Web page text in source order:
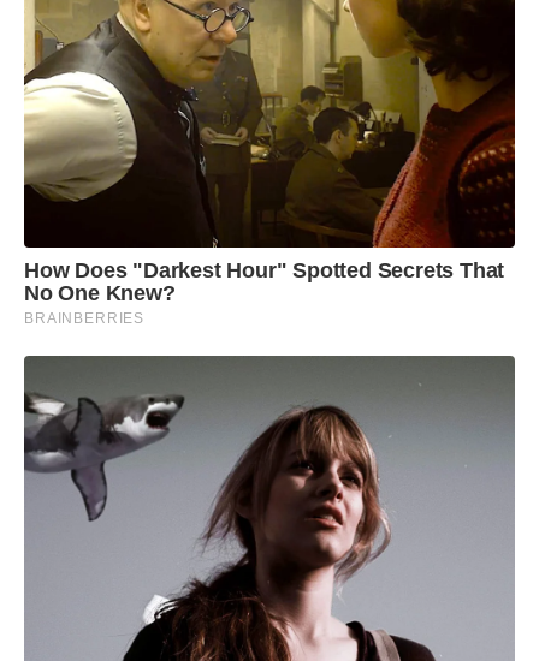
How Does "Darkest Hour" Spotted Secrets That
No One Knew?
BRAINBERRIES